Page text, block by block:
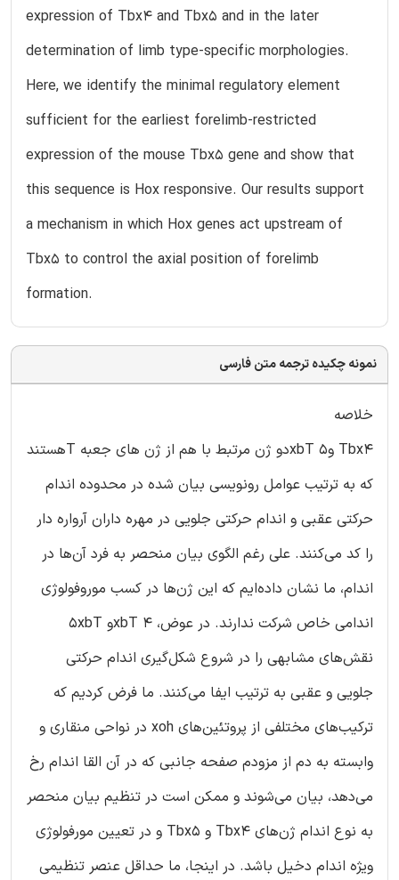
expression of Tbx4 and Tbx5 and in the later
determination of limb type-specific morphologies.
Here, we identify the minimal regulatory element
sufficient for the earliest forelimb-restricted
expression of the mouse Tbx5 gene and show that
this sequence is Hox responsive. Our results support
a mechanism in which Hox genes act upstream of
Tbx5 to control the axial position of forelimb
formation.
نمونه چکیده ترجمه متن فارسی
خلاصه
Tbx4 و5 xbTدو ژن مرتبط با هم از ژن های جعبه Tهستند
که به ترتیب عوامل رونویسی بیان شده در محدوده اندام
حرکتی عقبی و اندام حرکتی جلویی در مهره داران آرواره دار
را کد می‌کنند. علی رغم الگوی بیان منحصر به فرد آن‌ها در
اندام، ما نشان داده‌ایم که این ژن‌ها در کسب موروفولوژی
اندامی خاص شرکت ندارند. در عوض، 4 xbTو 5xbT
نقش‌های مشابهی را در شروع شکل‌گیری اندام حرکتی
جلویی و عقبی به ترتیب ایفا می‌کنند. ما فرض کردیم که
ترکیب‌های مختلفی از پروتئین‌های xoh در نواحی منقاری و
وابسته به دم از مزودم صفحه جانبی که در آن القا اندام رخ
می‌دهد، بیان می‌شوند و ممکن است در تنظیم بیان منحصر
به نوع اندام ژن‌های Tbx4 و Tbx5 و در تعیین مورفولوژی
ویژه اندام دخیل باشد. در اینجا، ما حداقل عنصر تنظیمی